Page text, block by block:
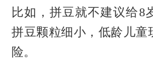
比如，拼豆就不建议给8
拼豆颗粒细小，低龄儿童
险。